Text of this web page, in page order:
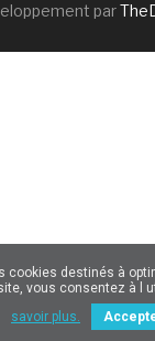
par
cookies destinés à
vous consentez à l
savoir plus.